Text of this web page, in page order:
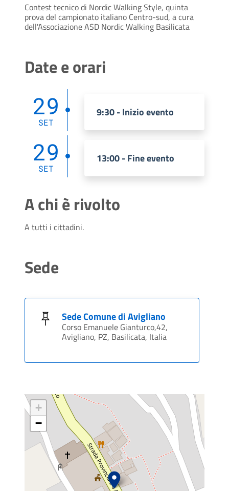
Contest tecnico di Nordic Walking Style, quinta
prova del campionato italiano Centro-sud, a cura
dell'Associazione ASD Nordic Walking Basilicata
Date e orari
29
SET
9:30 - Inizio evento
29
SET
13:00 - Fine evento
A chi è rivolto
A tutti i cittadini.
Sede
Sede Comune di Avigliano
Corso Emanuele Gianturco,42,
Avigliano, PZ, Basilicata, Italia
+
−